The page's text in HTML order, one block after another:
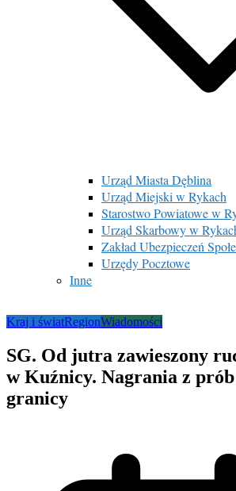
Urząd Miasta Dęblina
Urząd Miejski w Rykach
Starostwo Powiatowe w
Urząd Skarbowy w
Zakład Ubezpieczeń
Urzędy Pocztowe
Inne
Kraj i światRegionWiadomości
SG. Od jutra zawieszony
w Kuźnicy. Nagrania z
granicy